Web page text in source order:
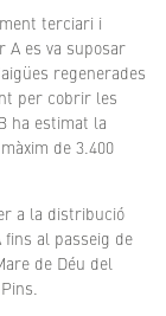
terciari i
A es va suposar
regenerades
per cobrir les
ha estimat la
de 3.400
a la distribució
al passeig de
de Déu del